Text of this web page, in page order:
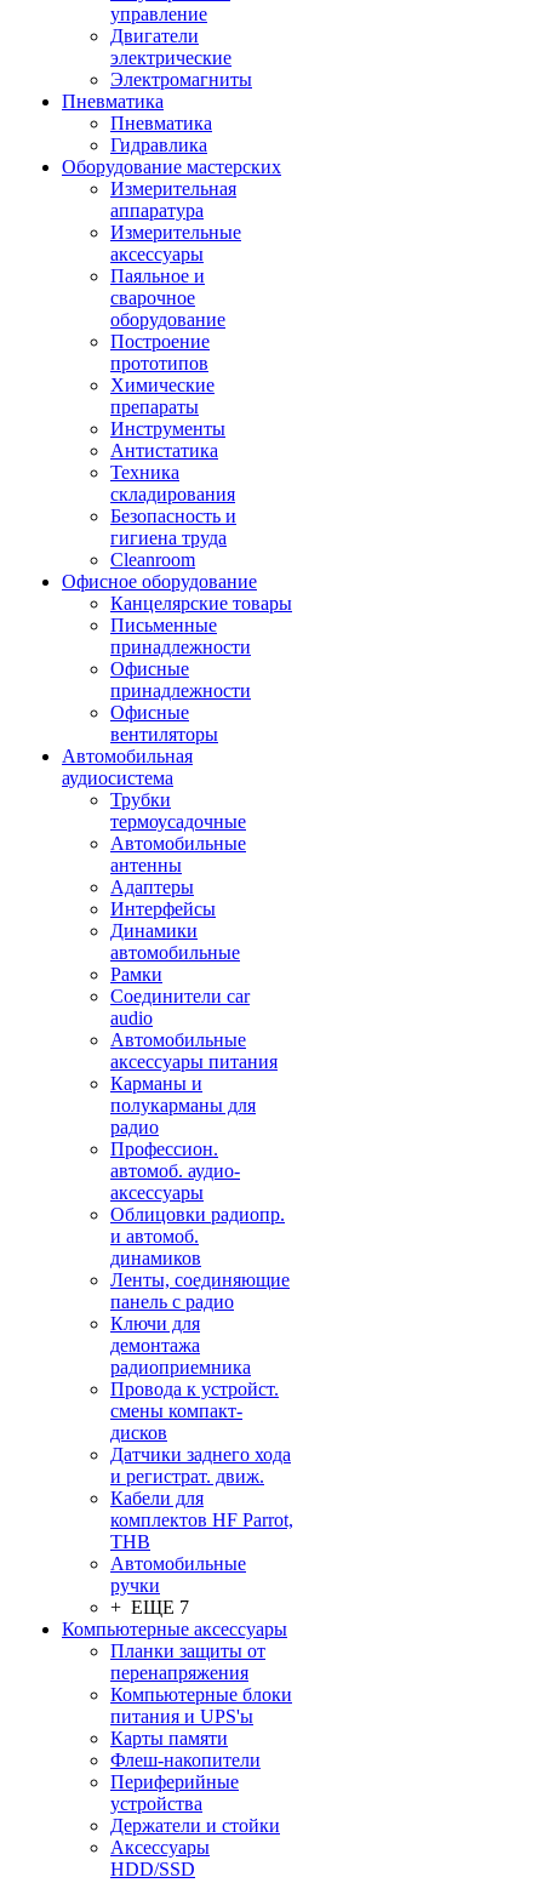
управление
Двигатели
электрические
Электромагниты
Пневматика
Пневматика
Гидравлика
Оборудование мастерских
Измерительная
аппаратура
Измерительные
аксессуары
Паяльное и
сварочное
оборудование
Построение
прототипов
Химические
препараты
Инструменты
Aнтистатика
Техника
складирования
Безопасность и
гигиена труда
Cleanroom
Офисное оборудование
Канцелярские товары
Письменные
принадлежности
Офисные
принадлежности
Офисные
вентиляторы
Автомобильная
аудиосистема
Трубки
термоусадочные
Автомобильные
антенны
Адаптеры
Интерфейсы
Динамики
автомобильные
Рамки
Соединители car
audio
Автомобильные
аксессуары питания
Карманы и
полукарманы для
радио
Профессион.
автомоб. аудио-
аксессуары
Облицовки радиопр.
и автомоб.
динамиков
Ленты, соединяющие
панель с радио
Ключи для
демонтажа
радиоприемника
Провода к устройст.
смены компакт-
дисков
Датчики заднего хода
и регистрат. движ.
Кабели для
комплектов HF Parrot,
THB
Автомобильные
ручки
+ ЕЩЕ 7
Компьютерные аксессуары
Планки защиты от
перенапряжения
Компьютерные блоки
питания и UPS'ы
Карты памяти
Флеш-накопители
Периферийные
устройства
Держатели и стойки
Аксессуары
HDD/SSD